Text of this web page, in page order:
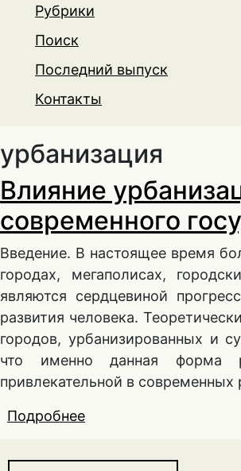
Рубрики
Поиск
Последний выпуск
Контакты
урбанизация
Влияние
современного
Введение. В настоящее время
городах, мегаполисах,
являются сердцевиной
развития человека.
городов, урбанизированных и
что именно данная форма
привлекательной в современных
Подробнее